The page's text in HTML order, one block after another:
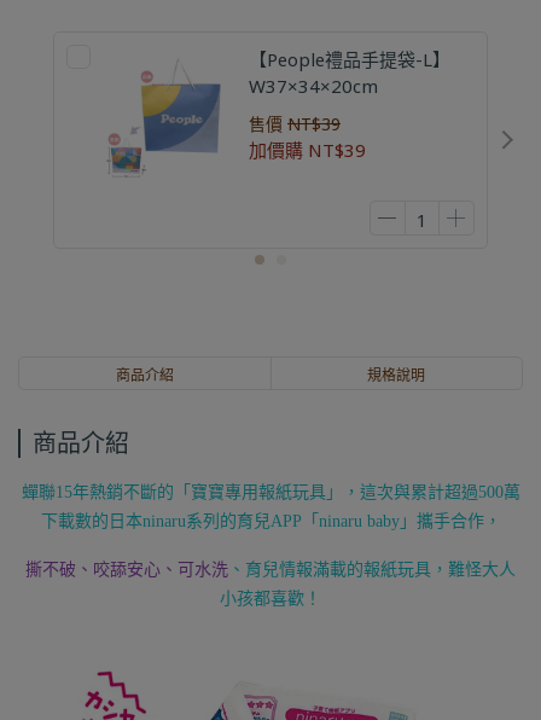
【People禮品手提袋-L】
W37×34×20cm
售價NT$39
加價購NT$39
商品介紹 規格說明
商品介紹
蟬聯15年熱銷不斷的「寶寶專用報紙玩具」，這次與累計超過500萬
下載數的日本ninaru系列的育兒APP「ninaru baby」攜手合作，
撕不破、咬舔安心、可水洗 、育兒情報滿載的報紙玩具，難怪大人
小孩都喜歡！